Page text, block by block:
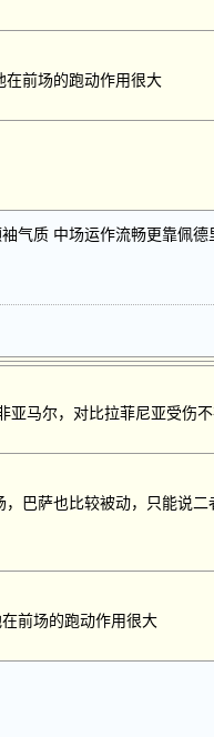
在前场的跑动作用很大
气质 中场运作流畅更靠佩德
亚马尔，对比拉菲尼亚受伤
巴萨也比较被动，只能说
前场的跑动作用很大